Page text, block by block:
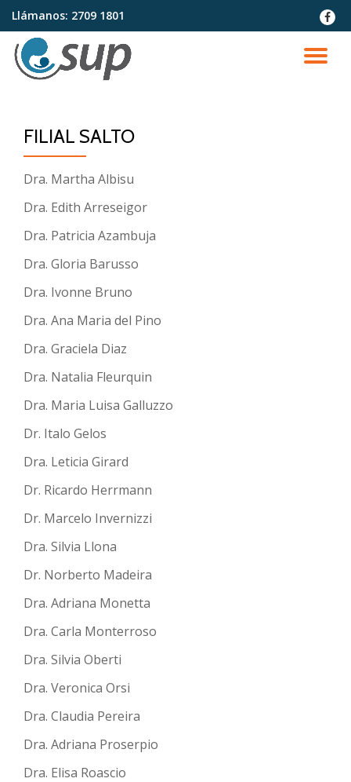
Saltar
contenido
Llámanos: 2709 1801
fa-
FILIAL SALTO
Dra. Martha Albisu
Dra. Edith Arreseigor
Dra. Patricia Azambuja
Dra. Gloria Barusso
Dra. Ivonne Bruno
Dra. Ana Maria del Pino
Dra. Graciela Diaz
Dra. Natalia Fleurquin
Dra. Maria Luisa Galluzzo
Dr. Italo Gelos
Dra. Leticia Girard
Dr. Ricardo Herrmann
Dr. Marcelo Invernizzi
Dra. Silvia Llona
Dr. Norberto Madeira
Dra. Adriana Monetta
Dra. Carla Monterroso
Dra. Silvia Oberti
Dra. Veronica Orsi
Dra. Claudia Pereira
Dra. Adriana Proserpio
Dra. Elisa Roascio